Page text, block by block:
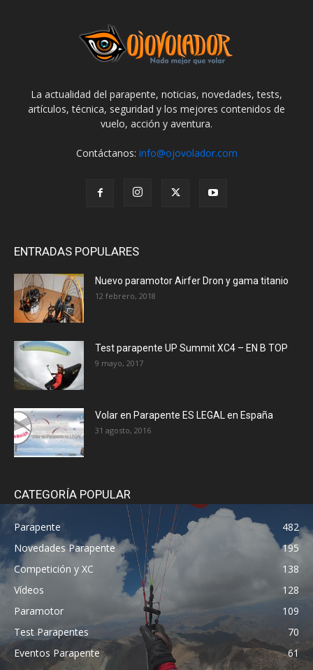
La actualidad del parapente, noticias, novedades, tests,
artículos, técnica, seguridad y los mejores contenidos de
vuelo, acción y aventura.
Contáctanos: info@ojovolador.com
ENTRADAS POPULARES
Nuevo paramotor Airfer Dron y gama titanio
12 febrero, 2018
Test parapente UP Summit XC4 – EN B TOP
9 mayo, 2017
Volar en Parapente ES LEGAL en España
31 agosto, 2016
CATEGORÍA POPULAR
Parapente
482
Novedades Parapente
195
Competición y XC
138
Vídeos
128
Paramotor
109
Test Parapentes
70
Eventos Parapente
61